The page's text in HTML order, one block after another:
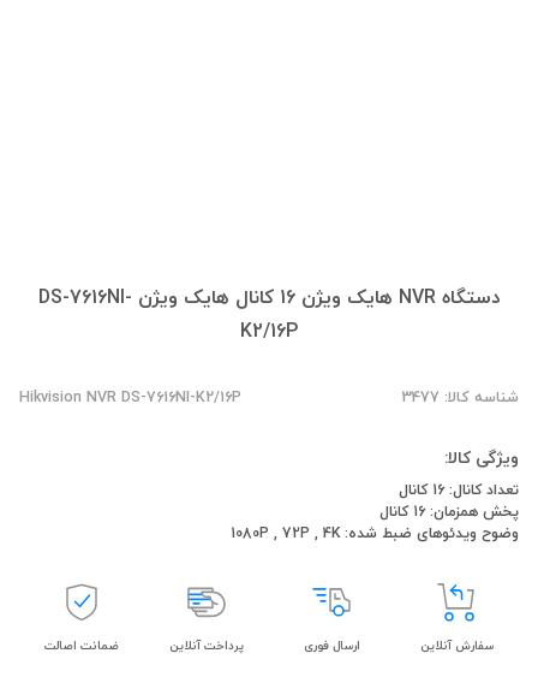
دستگاه NVR هایک ویژن 16 کانال هایک ویژن DS-7616NI-
K2/16P
شناسه کالا: 3477 Hikvision NVR DS-7616NI-K2/16P
ویژگی کالا:
تعداد کانال: 16 کانال
پخش همزمان: 16 کانال
وضوح ویدئوهای ضبط شده: 1080P , 72P , 4K
سفارش آنلاین ارسال فوری پرداخت آنلاین ضمانت اصالت